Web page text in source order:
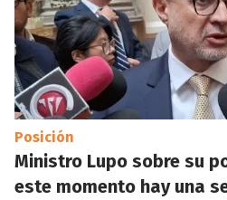
Posición
Ministro Lupo sobre su
este momento hay una